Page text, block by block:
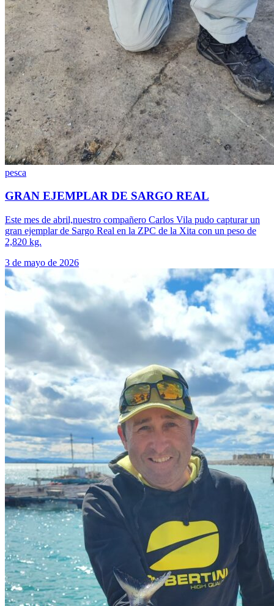
pesca
GRAN EJEMPLAR DE SARGO REAL
Este mes de abril,nuestro compañero Carlos Vila pudo capturar un
gran ejemplar de Sargo Real en la ZPC de la Xita con un peso de
2,820 kg.
3 de mayo de 2026